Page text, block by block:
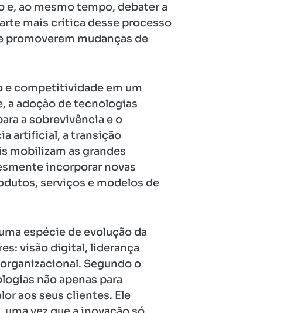
e, ao mesmo tempo, debater a
mais crítica desse processo
promoverem mudanças de
e competitividade em um
a adoção de tecnologias
a sobrevivência e o
artificial, a transição
mobilizam as grandes
incorporar novas
serviços e modelos de
espécie de evolução da
visão digital, liderança
Segundo o
não apenas para
aos seus clientes. Ele